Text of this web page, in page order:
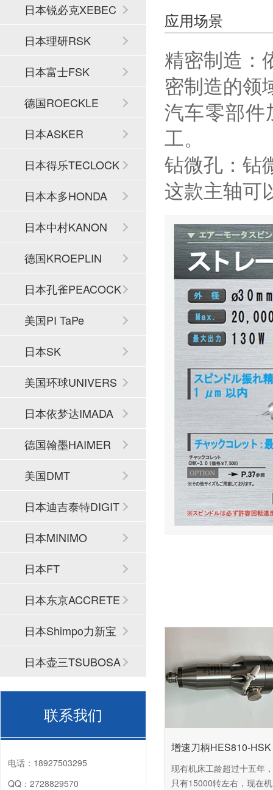
应用场景
精密制造：
密制造的领
汽车零部
工。
钻微孔：钻
这款主轴可
增速刀柄HES810-
现有机床工龄超过十五年
只有15000转左右，现在
日本锐必克XEBEC
日本理研RSK
日本富士FSK
德国ROECKLE
日本ASKER
日本得乐TECLOCK
日本本多HONDA
日本中村KANON
德国KROEPLIN
日本孔雀PEACOCK
美国PI TaPe
日本SK
美国环球UNIVERS
AL
日本依梦达IMADA
德国翰墨HAIMER
美国DMT
日本迪吉泰特DIGIT
ECH
日本MINIMO
日本FT
日本东京ACCRETE
CH
日本Shimpo力新宝
日本壶三TSUBOSA
N
联系我们
电话： 18927503295
QQ： 2728829570